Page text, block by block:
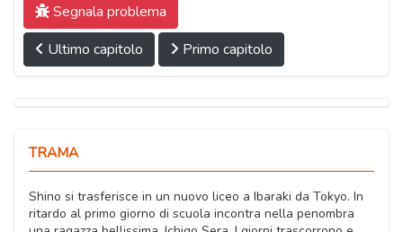
Segnala problema
Ultimo capitolo
Primo capitolo
TRAMA
Shino si trasferisce in un nuovo liceo a Ibaraki da Tokyo. In
ritardo al primo giorno di scuola incontra nella penombra